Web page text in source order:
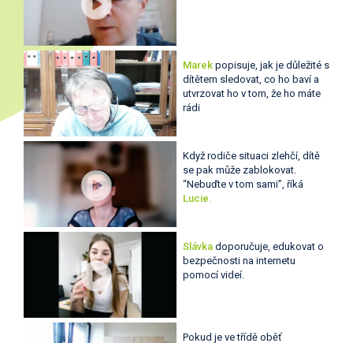
Marek popisuje, jak je důležité s
dítětem sledovat, co ho baví a
utvrzovat ho v tom, že ho máte
rádi
Když rodiče situaci zlehčí, dítě
se pak může zablokovat.
“Nebuďte v tom sami”, říká
Lucie.
Slávka doporučuje, edukovat o
bezpečnosti na internetu
pomocí videí.
Pokud je ve třídě oběť